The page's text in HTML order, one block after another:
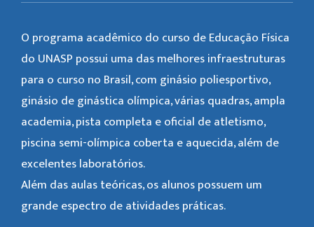
O programa acadêmico do curso de Educação Física
do UNASP possui uma das melhores infraestruturas
para o curso no Brasil, com ginásio poliesportivo,
ginásio de ginástica olímpica, várias quadras, ampla
academia, pista completa e oficial de atletismo,
piscina semi-olímpica coberta e aquecida, além de
excelentes laboratórios.
Além das aulas teóricas, os alunos possuem um
grande espectro de atividades práticas.